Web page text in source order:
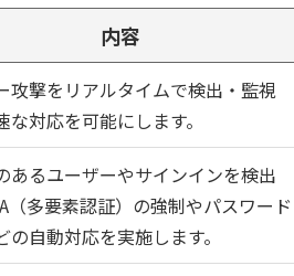
内容
攻撃をリアルタイムで検出・監視
な対応を可能にします。
あるユーザーやサインインを検出
（多要素認証）の強制やパスワード
の自動対応を実施します。